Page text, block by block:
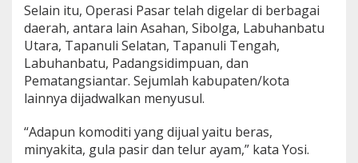
Selain itu, Operasi Pasar telah digelar di berbagai
daerah, antara lain Asahan, Sibolga, Labuhanbatu
Utara, Tapanuli Selatan, Tapanuli Tengah,
Labuhanbatu, Padangsidimpuan, dan
Pematangsiantar. Sejumlah kabupaten/kota
lainnya dijadwalkan menyusul.
“Adapun komoditi yang dijual yaitu beras,
minyakita, gula pasir dan telur ayam,” kata Yosi.